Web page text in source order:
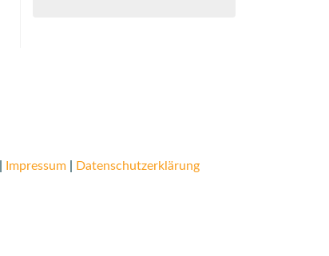
Impressum|
Datenschutzerklärung